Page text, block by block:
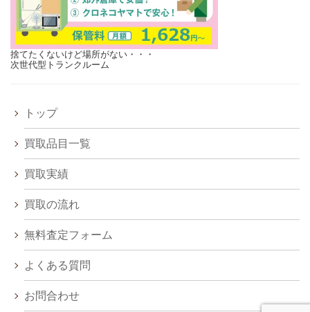
捨てたくないけど場所がない・・・
次世代型トランクルーム
トップ
買取品目一覧
買取実績
買取の流れ
無料査定フォーム
よくある質問
お問合わせ